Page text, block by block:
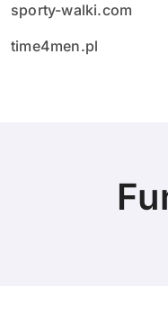
sporty-walki.com
time4men.pl